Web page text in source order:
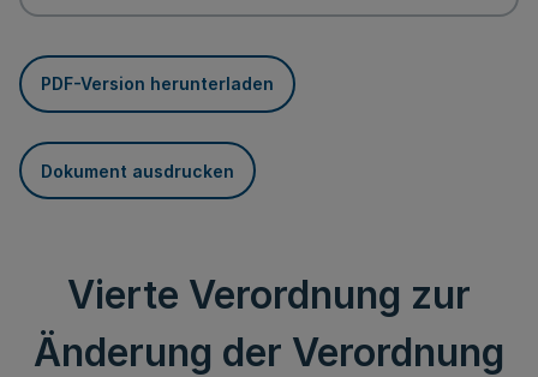
PDF-Version herunterladen
Dokument ausdrucken
Vierte Verordnung zur
Änderung der Verordnung